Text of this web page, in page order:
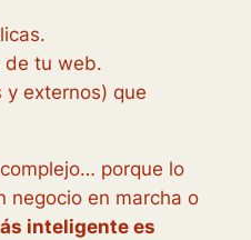
de tu web.
y externos) que
porque lo
negocio en marcha o
inteligente es